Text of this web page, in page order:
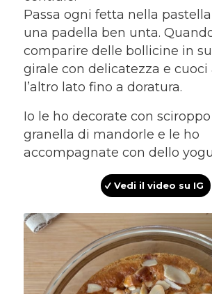
Passa ogni fetta nella
una padella ben unta.
comparire delle bollicine in
girale con delicatezza e cuoci
l’altro lato fino a doratura.
Io le ho decorate con sciroppo
granella di mandorle e le ho
accompagnate con dello
Vedi il video su IG